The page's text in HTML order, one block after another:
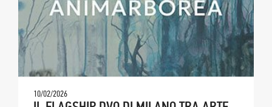
10/02/2026